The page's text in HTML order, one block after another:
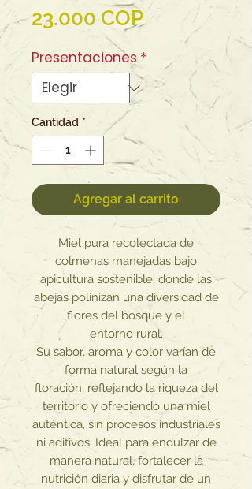
23.000 COPPrecio
Presentaciones *
Cantidad *
Agregar al carrito
Miel pura recolectada de
colmenas manejadas bajo
apicultura sostenible, donde las
abejas polinizan una diversidad de
flores del bosque y el
entorno rural.
Su sabor, aroma y color varían de
forma natural según la
floración, reflejando la riqueza del
territorio y ofreciendo una miel
auténtica, sin procesos industriales
ni aditivos. Ideal para endulzar de
manera natural, fortalecer la
nutrición diaria y disfrutar de un